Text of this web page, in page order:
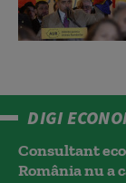
DIGI
Consultant
România nu a